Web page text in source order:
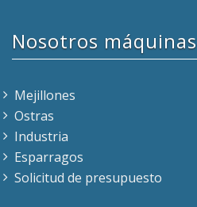
Nosotros máquinas
Mejillones
Ostras
Industria
Esparragos
Solicitud de presupuesto